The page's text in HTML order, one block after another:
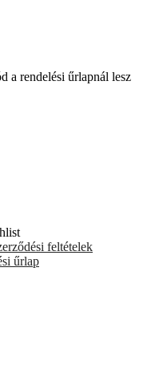
a rendelési űrlapnál lesz
feltételek
űrlap